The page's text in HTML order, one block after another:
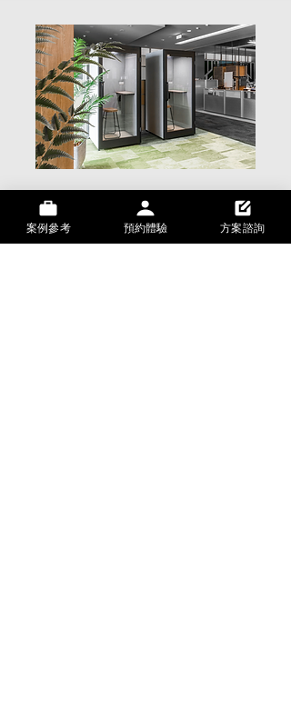
電話會議
個人直播間
案例參考 預約體驗 方案諮詢